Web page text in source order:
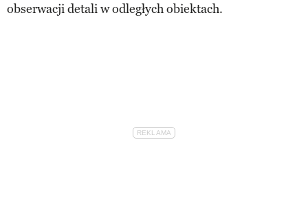
obserwacji detali w odległych obiektach.